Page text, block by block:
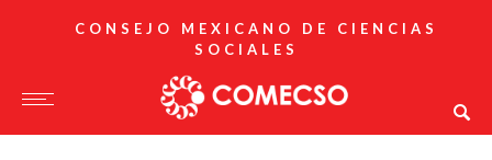
CONSEJO MEXICANO DE CIENCIAS
SOCIALES